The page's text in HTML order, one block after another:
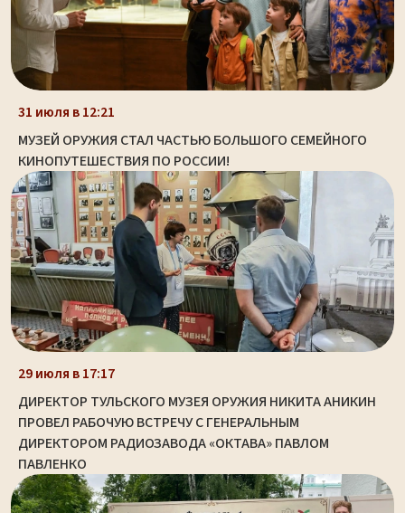
31 июля в 12:21
МУЗЕЙ ОРУЖИЯ СТАЛ ЧАСТЬЮ БОЛЬШОГО СЕМЕЙНОГО
КИНОПУТЕШЕСТВИЯ ПО РОССИИ!
29 июля в 17:17
ДИРЕКТОР ТУЛЬСКОГО МУЗЕЯ ОРУЖИЯ НИКИТА АНИКИН
ПРОВЕЛ РАБОЧУЮ ВСТРЕЧУ С ГЕНЕРАЛЬНЫМ
ДИРЕКТОРОМ РАДИОЗАВОДА «ОКТАВА» ПАВЛОМ
ПАВЛЕНКО